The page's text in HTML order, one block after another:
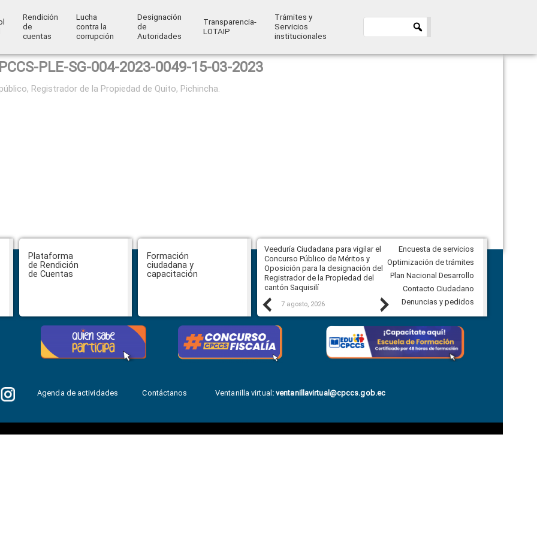
Rendición
de
cuentas
Lucha
contra la
corrupción
Designación
de
Autoridades
Transparencia-
LOTAIP
Trámites y
Servicios
institucionales
PLE-SG-004-2023-0049-15-03-2023
Registrador de la Propiedad de Quito, Pichincha.
Plataforma
de Rendición
de Cuentas
Formación
ciudadana y
capacitación
Previous
CPCCS aprueba convocatoria a
Veeduría para designación de la
autoridad de la SOT
Veeduría Ciudadana para vigilar el
Concurso Público de Méritos y
Oposición para la designación del
Registrador de la Propiedad del
cantón Saquisilí
7 agosto, 2026
Veeduría Ciudadana para vigilar la
construcción del asfaltado de
Ballenita del cantón Santa Elena
7 agosto, 2026
Next
Encuesta de servicios
Optimización de trámites
Plan Nacional Desarrollo
Contacto Ciudadano
Denuncias y pedidos
Agenda de actividades Contáctanos Ventanilla virtual:ventanillavirtual@cpccs.gob.ec